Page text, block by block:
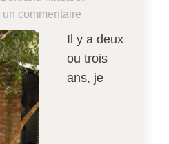
un commentaire
Il y a deux
ou trois
ans, je